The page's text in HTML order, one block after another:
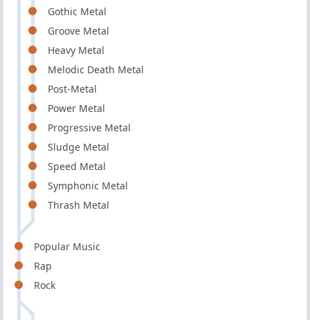
Gothic Metal
Groove Metal
Heavy Metal
Melodic Death Metal
Post-Metal
Power Metal
Progressive Metal
Sludge Metal
Speed Metal
Symphonic Metal
Thrash Metal
Popular Music
Rap
Rock